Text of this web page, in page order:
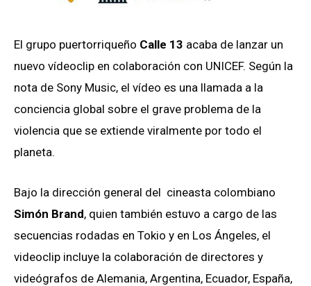
El grupo puertorriqueño Calle 13 acaba de lanzar un
nuevo vídeoclip en colaboración con UNICEF. Según la
nota de Sony Music, el vídeo es una llamada a la
conciencia global sobre el grave problema de la
violencia que se extiende viralmente por todo el
planeta.
Bajo la dirección general del cineasta colombiano
Simón Brand, quien también estuvo a cargo de las
secuencias rodadas en Tokio y en Los Ángeles, el
videoclip incluye la colaboración de directores y
videógrafos de Alemania, Argentina, Ecuador, España,